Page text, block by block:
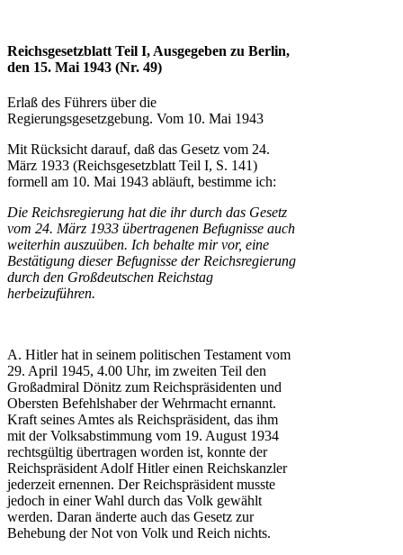
Reichsgesetzblatt Teil I, Ausgegeben zu Berlin,
den 15. Mai 1943 (Nr. 49)
Erlaß des Führers über die
Regierungsgesetzgebung. Vom 10. Mai 1943
Mit Rücksicht darauf, daß das Gesetz vom 24.
März 1933 (Reichsgesetzblatt Teil I, S. 141)
formell am 10. Mai 1943 abläuft, bestimme ich:
Die Reichsregierung hat die ihr durch das Gesetz
vom 24. März 1933 übertragenen Befugnisse auch
weiterhin auszuüben. Ich behalte mir vor, eine
Bestätigung dieser Befugnisse der Reichsregierung
durch den Großdeutschen Reichstag
herbeizuführen.
A. Hitler hat in seinem politischen Testament vom
29. April 1945, 4.00 Uhr, im zweiten Teil den
Großadmiral Dönitz zum Reichspräsidenten und
Obersten Befehlshaber der Wehrmacht ernannt.
Kraft seines Amtes als Reichspräsident, das ihm
mit der Volksabstimmung vom 19. August 1934
rechtsgültig übertragen worden ist, konnte der
Reichspräsident Adolf Hitler einen Reichskanzler
jederzeit ernennen. Der Reichspräsident musste
jedoch in einer Wahl durch das Volk gewählt
werden. Daran änderte auch das Gesetz zur
Behebung der Not von Volk und Reich nichts.